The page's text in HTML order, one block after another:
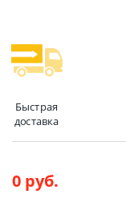
Быстрая
доставка
0 руб.